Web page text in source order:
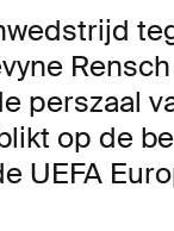
perszaal
op de
UEFA